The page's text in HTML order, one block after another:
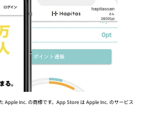
Apple Inc. の商標です。App Store は Apple Inc. のサービス